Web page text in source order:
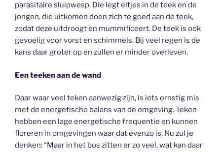
parasitaire sluipwesp. Die legt eitjes in de teek en de
jongen, die uitkomen doen zich te goed aan de teek,
zodat deze uitdroogt en mummificeert. De teek is ook
gevoelig voor vorst en schimmels. Bij veel regen is de
kans daar groter op en zullen er minder overleven.
Een teeken aan de wand
Daar waar veel teken aanwezig zijn, is iets ernstig mis
met de energetische balans van de omgeving. Teken
hebben een lage energetische frequentie en kunnen
floreren in omgevingen waar dat evenzo is. Nu zul je
denken: “Maar in het bos zitten er zo veel, wat kan daar